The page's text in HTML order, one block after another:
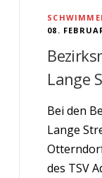
08.
Lange
Bei den
Lange
des TSV